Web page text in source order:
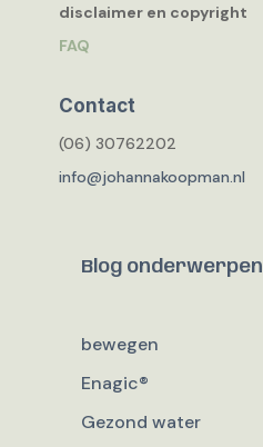
disclaimer en copyright
FAQ
Contact
(06) 30762202
info@johannakoopman.nl
Blog onderwerpen
bewegen
Enagic®
Gezond water